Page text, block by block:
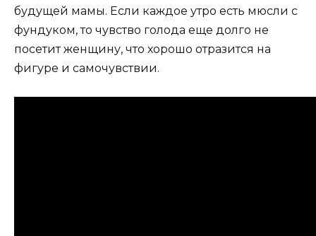
будущей мамы. Если каждое утро есть мюсли с
фундуком, то чувство голода еще долго не
посетит женщину, что хорошо отразится на
фигуре и самочувствии.